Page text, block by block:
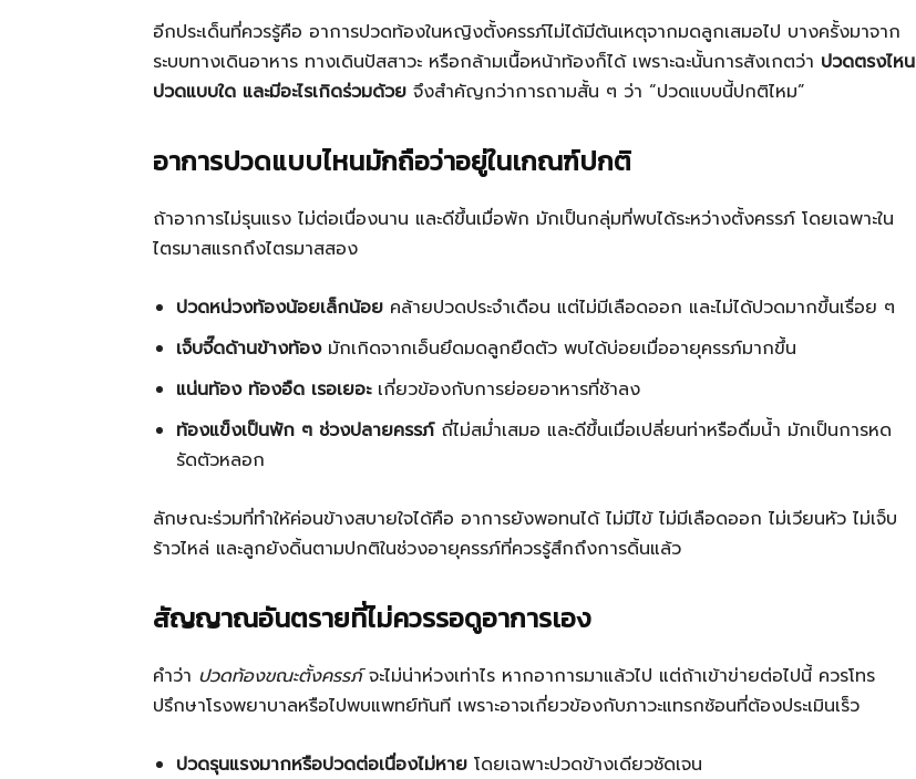
อีกประเด็นที่ควรรู้คือ อาการปวดท้องในหญิงตั้งครรภ์ไม่ได้มีต้นเหตุจากมดลูกเสมอไป บางครั้งมาจาก
ระบบทางเดินอาหาร ทางเดินปัสสาวะ หรือกล้ามเนื้อหน้าท้องก็ได้ เพราะฉะนั้นการสังเกตว่า ปวดตรงไหน
ปวดแบบใด และมีอะไรเกิดร่วมด้วย จึงสำคัญกว่าการถามสั้น ๆ ว่า “ปวดแบบนี้ปกติไหม”
อาการปวดแบบไหนมักถือว่าอยู่ในเกณฑ์ปกติ
ถ้าอาการไม่รุนแรง ไม่ต่อเนื่องนาน และดีขึ้นเมื่อพัก มักเป็นกลุ่มที่พบได้ระหว่างตั้งครรภ์ โดยเฉพาะใน
ไตรมาสแรกถึงไตรมาสสอง
ปวดหน่วงท้องน้อยเล็กน้อย คล้ายปวดประจำเดือน แต่ไม่มีเลือดออก และไม่ได้ปวดมากขึ้นเรื่อย ๆ
เจ็บจี๊ดด้านข้างท้องมักเกิดจากเอ็นยึดมดลูกยืดตัว พบได้บ่อยเมื่ออายุครรภ์มากขึ้น
แน่นท้อง ท้องอืด เรอเยอะเกี่ยวข้องกับการย่อยอาหารที่ช้าลง
ท้องแข็งเป็นพัก ๆ ช่วงปลายครรภ์ถี่ไม่สม่ำเสมอ และดีขึ้นเมื่อเปลี่ยนท่าหรือดื่มน้ำ มักเป็นการหด
รัดตัวหลอก
ลักษณะร่วมที่ทำให้ค่อนข้างสบายใจได้คือ อาการยังพอทนได้ ไม่มีไข้ ไม่มีเลือดออก ไม่เวียนหัว ไม่เจ็บ
ร้าวไหล่ และลูกยังดิ้นตามปกติในช่วงอายุครรภ์ที่ควรรู้สึกถึงการดิ้นแล้ว
สัญญาณอันตรายที่ไม่ควรรอดูอาการเอง
คำว่า ปวดท้องขณะตั้งครรภ์จะไม่น่าห่วงเท่าไร หากอาการมาแล้วไป แต่ถ้าเข้าข่ายต่อไปนี้ ควรโทร
ปรึกษาโรงพยาบาลหรือไปพบแพทย์ทันที เพราะอาจเกี่ยวข้องกับภาวะแทรกซ้อนที่ต้องประเมินเร็ว
ปวดรุนแรงมากหรือปวดต่อเนื่องไม่หาย โดยเฉพาะปวดข้างเดียวชัดเจน